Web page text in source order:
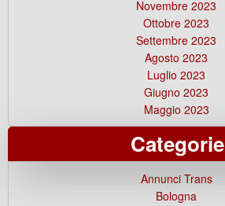
Novembre 2023
Ottobre 2023
Settembre 2023
Agosto 2023
Luglio 2023
Giugno 2023
Maggio 2023
Categorie
Annunci Trans
Bologna